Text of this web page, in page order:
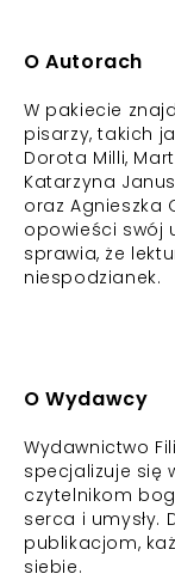
O Autorach
W pakiecie
pisarzy, takich
Dorota Milli,
Katarzyna
oraz Agnieszka
opowieści swój
sprawia, że
niespodzianek.
O Wydawcy
Wydawnictwo
specjalizuje się
czytelnikom
serca i umysły.
publikacjom,
siebie.